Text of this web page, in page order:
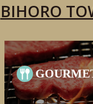
BIHORO